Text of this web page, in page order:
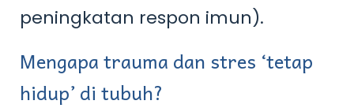
peningkatan respon imun).
Mengapa trauma dan stres ‘tetap
hidup’ di tubuh?